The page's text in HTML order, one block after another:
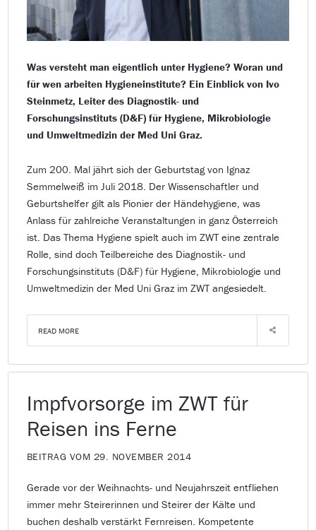
Was versteht man eigentlich unter Hygiene? Woran und
für wen arbeiten Hygieneinstitute? Ein Einblick von Ivo
Steinmetz, Leiter des Diagnostik- und
Forschungsinstituts (D&F) für Hygiene, Mikrobiologie
und Umweltmedizin der Med Uni Graz.
Zum 200. Mal jährt sich der Geburtstag von Ignaz
Semmelweiß im Juli 2018. Der Wissenschaftler und
Geburtshelfer gilt als Pionier der Händehygiene, was
Anlass für zahlreiche Veranstaltungen in ganz Österreich
ist. Das Thema Hygiene spielt auch im ZWT eine zentrale
Rolle, sind doch Teilbereiche des Diagnostik- und
Forschungsinstituts (D&F) für Hygiene, Mikrobiologie und
Umweltmedizin der Med Uni Graz im ZWT angesiedelt.
READ MORE
Impfvorsorge im ZWT für
Reisen ins Ferne
BEITRAG VOM 29. NOVEMBER 2014
Gerade vor der Weihnachts- und Neujahrszeit entfliehen
immer mehr Steirerinnen und Steirer der Kälte und
buchen deshalb verstärkt Fernreisen. Kompetente